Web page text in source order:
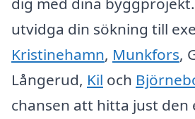
utvidga din sökning till
Kristinehamn, Munkfors,
Långerud, Kil och
chansen att hitta just den